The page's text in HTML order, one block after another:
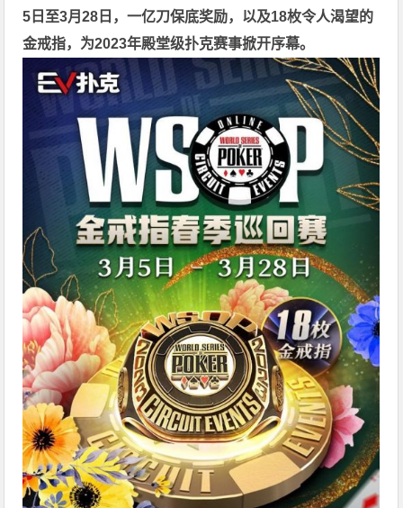
5日至3月28日，一亿刀保底奖励，以及18枚令人渴望的
金戒指，为2023年殿堂级扑克赛事掀开序幕。